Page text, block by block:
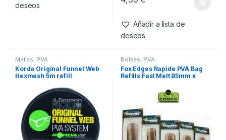
Korda Eazi-Melt Braided
€
Añadir a lista de
deseos
Korda Solidz Bolsas PVA-M
4,99 €